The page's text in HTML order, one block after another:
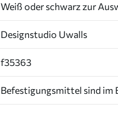
Weiß oder schwarz zur
Designstudio Uwalls
f35363
Befestigungsmittel sind im